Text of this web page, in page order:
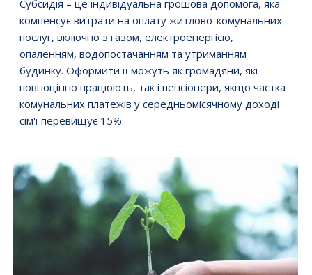
Субсидія – це індивідуальна грошова допомога, яка
компенсує витрати на оплату житлово-комунальних
послуг, включно з газом, електроенергією,
опаленням, водопостачанням та утриманням
будинку. Оформити її можуть як громадяни, які
повноцінно працюють, так і пенсіонери, якщо частка
комунальних платежів у середньомісячному доході
сім'ї перевищує 15%.